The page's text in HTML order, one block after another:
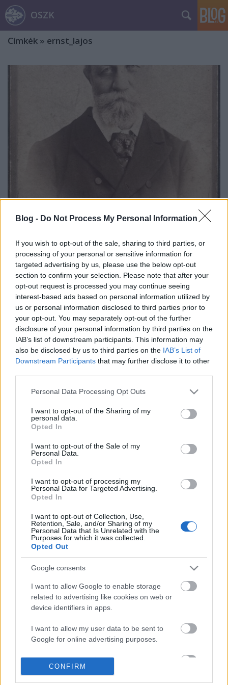
Blog - Do Not Process My Personal Information
If you wish to opt-out of the sale, sharing to third parties, or
processing of your personal or sensitive information for
targeted advertising by us, please use the below opt-out
section to confirm your selection. Please note that after your
opt-out request is processed you may continue seeing
interest-based ads based on personal information utilized by
us or personal information disclosed to third parties prior to
your opt-out. You may separately opt-out of the further
disclosure of your personal information by third parties on the
IAB’s list of downstream participants. This information may
also be disclosed by us to third parties on the IAB’s List of
Downstream Participants that may further disclose it to other
Please note that this website/app uses one or more Google
not limited to your visit or usage behaviour. You may click to
grant or deny consent to Google and its third-party tags to
use your data for below specified purposes in below Google
consent section.
Personal Data Processing Opt Outs
I want to opt-out of the Sharing of my
personal data.
Opted In
I want to opt-out of the Sale of my
Personal Data.
Opted In
I want to opt-out of processing my
Personal Data for Targeted Advertising.
Opted In
I want to opt-out of Collection, Use,
Retention, Sale, and/or Sharing of my
Personal Data that Is Unrelated with the
Purposes for which it was collected.
Opted Out
Google consents
I want to allow Google to enable storage
related to advertising like cookies on web or
device identifiers in apps.
I want to allow my user data to be sent to
Google for online advertising purposes.
I want to allow Google to send me
personalized advertising.
CONFIRM
OSZK
Címkék » ernst_lajos
Nagy Bella, Boér Hermin, Blaha
Lujza, Jászai Mari és Manga szerepe
Jókai Mór Fekete vér című
darabjában. Első rész
nemzetikonyvtar•2025. március 11.
Jókai Mór születésének 200. évfordulója alkalmából
az Országos Széchényi Könyvtár, a HUN-REN BTK
Irodalomtudományi Intézet, a Jókai 200
kutatócsoport és a Szegedi Tudományegyetem
Irodalom- és Kultúratudományi Doktori Iskolája
2025. február 17–19. között rendezte meg a Jókai
200 bicentenáriumi…
származó ősnyomtatvány-
Munkák és napok – és kincsek. 25. rész